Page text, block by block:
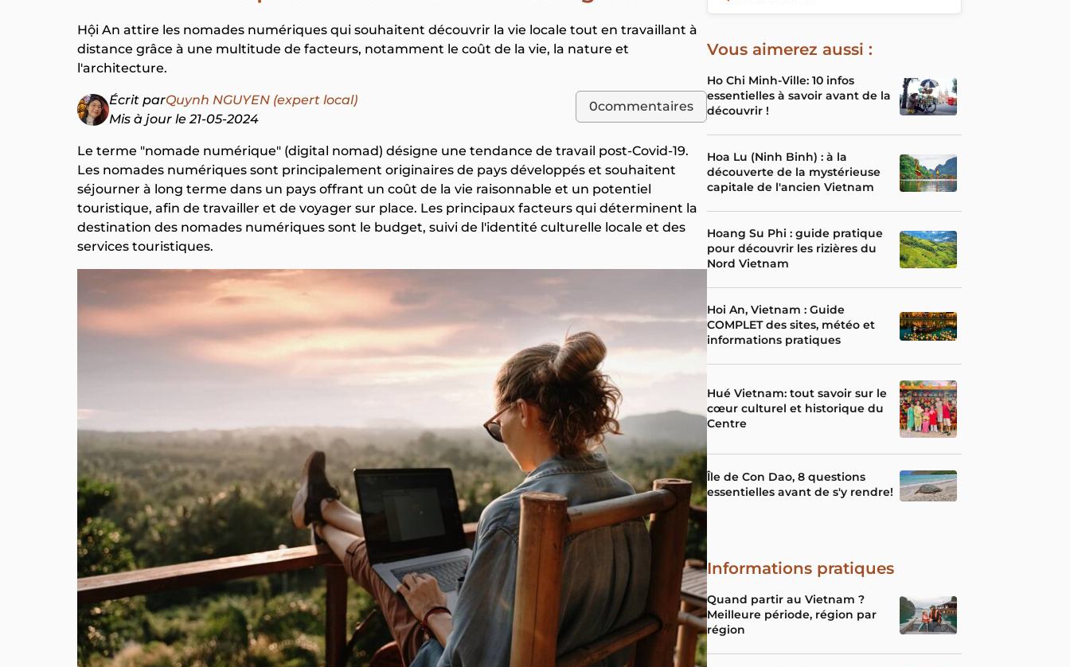
Hội An attire les nomades numériques qui souhaitent découvrir la vie locale tout en travaillant à
distance grâce à une multitude de facteurs, notamment le coût de la vie, la nature et
l'architecture.
Écrit parQuynh NGUYEN (expert local)
Mis à jour le 21-05-2024
0commentaires
Le terme "nomade numérique" (digital nomad) désigne une tendance de travail post-Covid-19.
Les nomades numériques sont principalement originaires de pays développés et souhaitent
séjourner à long terme dans un pays offrant un coût de la vie raisonnable et un potentiel
touristique, afin de travailler et de voyager sur place. Les principaux facteurs qui déterminent la
destination des nomades numériques sont le budget, suivi de l'identité culturelle locale et des
services touristiques.
Vous aimerez aussi :
Ho Chi Minh-Ville: 10 infos
essentielles à savoir avant de la
découvrir !
Hoa Lu (Ninh Binh) : à la
découverte de la mystérieuse
capitale de l'ancien Vietnam
Hoang Su Phi : guide pratique
pour découvrir les rizières du
Nord Vietnam
Hoi An, Vietnam : Guide
COMPLET des sites, météo et
informations pratiques
Hué Vietnam: tout savoir sur le
cœur culturel et historique du
Centre
Île de Con Dao, 8 questions
essentielles avant de s'y rendre!
Informations pratiques
Quand partir au Vietnam ?
Meilleure période, région par
région